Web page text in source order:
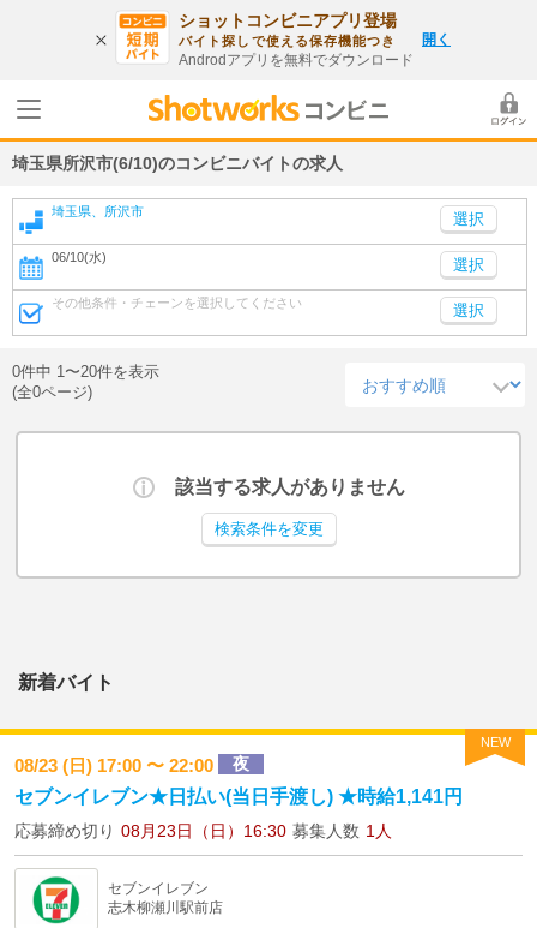
ショットコンビニアプリ登場
バイト探しで使える保存機能つき
Androdアプリを無料でダウンロード
開く
埼玉県所沢市(6/10)のコンビニバイトの求人
埼玉県、所沢市
06/10(水) 選択
その他条件・チェーンを選択してください 選択
0件中 1〜20件を表示
(全0ページ)
該当する求人がありません
検索条件を変更
新着バイト
NEW
08/23 (日) 17:00 〜 22:00 夜
セブンイレブン★日払い(当日手渡し) ★時給1,141円
応募締め切り 08月23日（日）16:30 募集人数 1人
セブンイレブン
志木柳瀬川駅前店